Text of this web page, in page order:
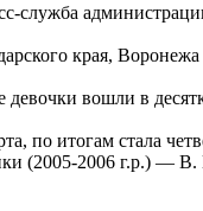
служба
края,
девочки вошли в
по итогам стала
(2005-2006 г.р.) —